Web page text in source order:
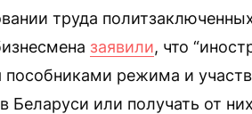
труда
заявили, что
пособниками режима и
Беларуси или получать от